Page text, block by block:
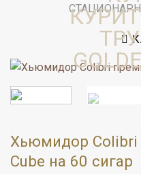
Хьюмидор Colibri
Cube на 60 сигар